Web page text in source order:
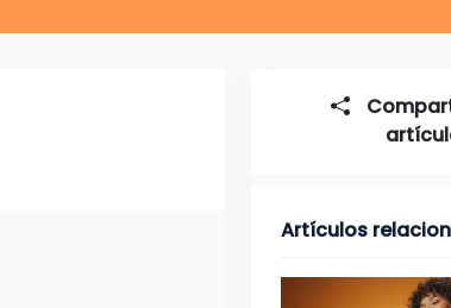
Artículos